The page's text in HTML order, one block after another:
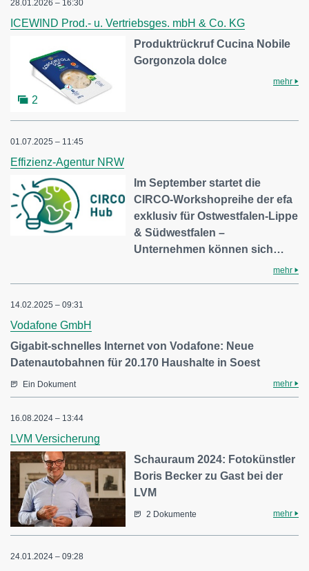
28.01.2026 – 16:30
ICEWIND Prod.- u. Vertriebsges. mbH & Co. KG
2
Produktrückruf Cucina Nobile
Gorgonzola dolce
mehr
01.07.2025 – 11:45
Effizienz-Agentur NRW
Im September startet die
CIRCO-Workshopreihe der efa
exklusiv für Ostwestfalen-Lippe
& Südwestfalen –
Unternehmen können sich…
mehr
14.02.2025 – 09:31
Vodafone GmbH
Gigabit-schnelles Internet von Vodafone: Neue
Datenautobahnen für 20.170 Haushalte in Soest
Ein Dokument mehr
16.08.2024 – 13:44
LVM Versicherung
Schauraum 2024: Fotokünstler
Boris Becker zu Gast bei der
LVM
2 Dokumente mehr
24.01.2024 – 09:28